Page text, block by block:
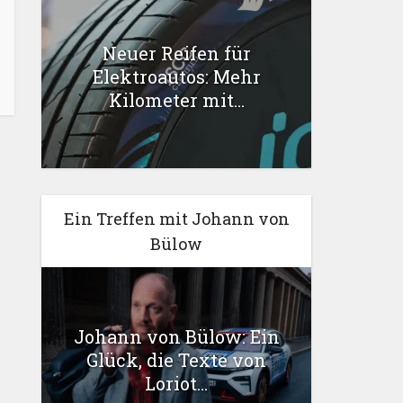
Neuer Reifen für
Elektroautos: Mehr
Kilometer mit...
Ein Treffen mit Johann von
Bülow
Johann von Bülow: Ein
Glück, die Texte von
Loriot...